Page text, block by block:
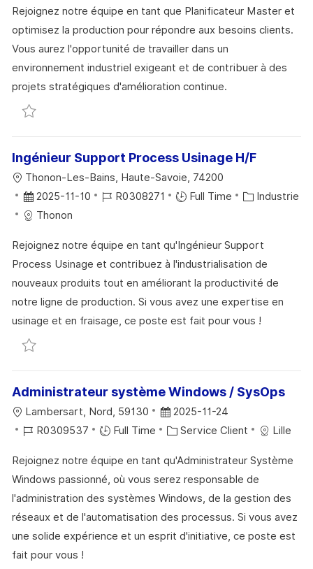
A
L
S
A
O
E
D
’
A
F
C
F
É
R
E
N
C
U
P
T
E
T
É
G
O
R
Rejoignez notre équipe en tant que Planificateur Master et
optimisez la production pour répondre aux besoins clients.
Vous aurez l'opportunité de travailler dans un
environnement industriel exigeant et de contribuer à des
projets stratégiques d'amélioration continue.
Sauvegarder Master Planner - F/H R0307876
Ingénieur Support Process Usinage H/F
L
O
C
L
I
S
A
T
N
Thonon-Les-Bains, Haute-Savoie, 74200
D
A
E
D
’
A
F
F
C
E
2025-11-10
R
É
R
E
N
C
T
E
R0308271 Full Time
C
É
G
O
R
I
Industrie
Thonon
Rejoignez notre équipe en tant qu'Ingénieur Support
Process Usinage et contribuez à l'industrialisation de
nouveaux produits tout en améliorant la productivité de
notre ligne de production. Si vous avez une expertise en
usinage et en fraisage, ce poste est fait pour vous !
Sauvegarder Ingénieur Support Process Usinage H/
Administrateur système Windows / SysOps
L
O
A
I
S
A
T
Lambersart, Nord, 59130
D
A
E
D
’
A
F
2025-11-24
R
F
É
R
E
N
C
R0309537 Full Time
C
T
É
G
O
R
Service Client Lille
Rejoignez notre équipe en tant qu'Administrateur Système
Windows passionné, où vous serez responsable de
l'administration des systèmes Windows, de la gestion des
réseaux et de l'automatisation des processus. Si vous avez
une solide expérience et un esprit d'initiative, ce poste est
fait pour vous !